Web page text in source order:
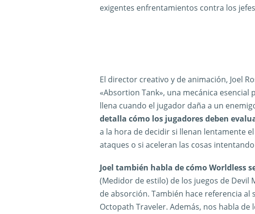
exigentes enfrentamientos contra los
El director creativo y de animación, Joel
«Absortion Tank», una mecánica esencial
llena cuando el jugador daña a un
detalla cómo los jugadores deben
a la hora de decidir si llenan lentamente
ataques o si aceleran las cosas
Joel también habla de cómo Worldless
(Medidor de estilo) de los juegos de Devil
de absorción. También hace referencia al
Octopath Traveler. Además, nos habla